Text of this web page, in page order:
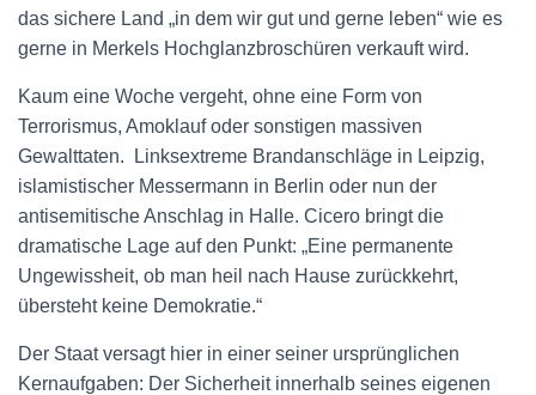
das sichere Land „in dem wir gut und gerne leben“ wie es
gerne in Merkels Hochglanzbroschüren verkauft wird.
Kaum eine Woche vergeht, ohne eine Form von
Terrorismus, Amoklauf oder sonstigen massiven
Gewalttaten.
Linksextreme Brandanschläge in Leipzig,
islamistischer Messermann in Berlin oder nun der
antisemitische Anschlag in Halle. Cicero bringt die
dramatische Lage auf den Punkt: „Eine permanente
Ungewissheit, ob man heil nach Hause zurückkehrt,
übersteht keine Demokratie.“
Der Staat versagt hier in einer seiner ursprünglichen
Kernaufgaben: Der Sicherheit innerhalb seines eigenen